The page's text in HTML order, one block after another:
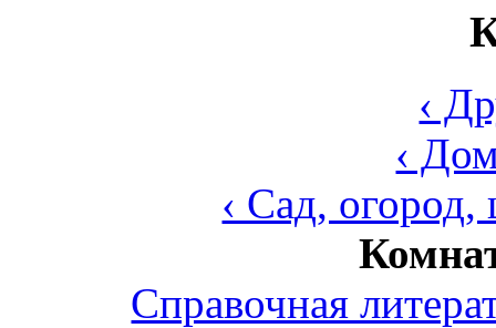
‹
‹
‹ Сад, огород,
Справочная